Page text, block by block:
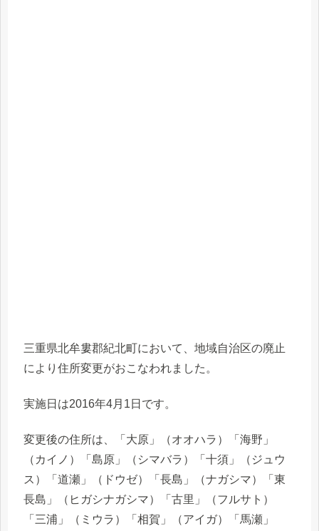
三重県北牟婁郡紀北町において、地域自治区の廃止
により住所変更がおこなわれました。
実施日は2016年4月1日です。
変更後の住所は、「大原」（オオハラ）「海野」
（カイノ）「島原」（シマバラ）「十須」（ジュウ
ス）「道瀬」（ドウゼ）「長島」（ナガシマ）「東
長島」（ヒガシナガシマ）「古里」（フルサト）
「三浦」（ミウラ）「相賀」（アイガ）「馬瀬」